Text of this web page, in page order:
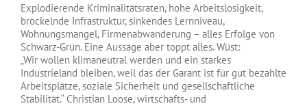
Explodierende Kriminalitätsraten, hohe Arbeitslosigkeit,
bröckelnde Infrastruktur, sinkendes Lernniveau,
Wohnungsmangel, Firmenabwanderung – alles Erfolge von
Schwarz-Grün. Eine Aussage aber toppt alles. Wüst:
„Wir wollen klimaneutral werden und ein starkes
Industrieland bleiben, weil das der Garant ist für gut bezahlte
Arbeitsplätze, soziale Sicherheit und gesellschaftliche
Stabilität.“ Christian Loose, wirtschafts- und